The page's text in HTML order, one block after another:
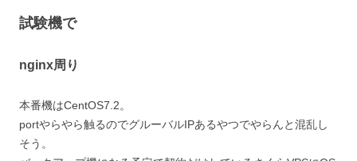
試験機で
nginx周り
本番機はCentOS7.2。
portやらやら触るのでグルーバルIPあるやつでやらんと混乱し
そう。